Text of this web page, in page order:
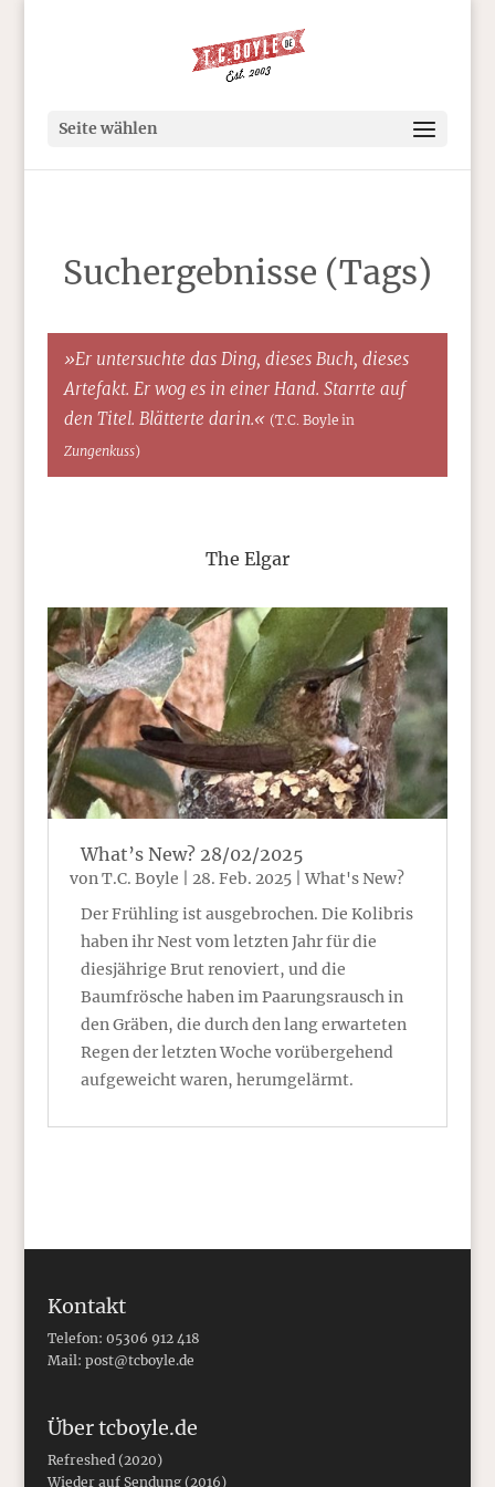
Seite wählen
Suchergebnisse (Tags)
»Er untersuchte das Ding, dieses Buch, dieses
Artefakt. Er wog es in einer Hand. Starrte auf
den Titel. Blätterte darin.« (T.C. Boyle in
Zungenkuss)
The Elgar
What’s New? 28/02/2025
von T.C. Boyle 28. Feb. 2025|What's New?
Der Frühling ist ausgebrochen. Die Kolibris
haben ihr Nest vom letzten Jahr für die
diesjährige Brut renoviert, und die
Baumfrösche haben im Paarungsrausch in
den Gräben, die durch den lang erwarteten
Regen der letzten Woche vorübergehend
aufgeweicht waren, herumgelärmt.
Kontakt
Telefon: 05306 912 418
Mail: post@tcboyle.de
Über tcboyle.de
Refreshed (2020)
Wieder auf Sendung (2016)